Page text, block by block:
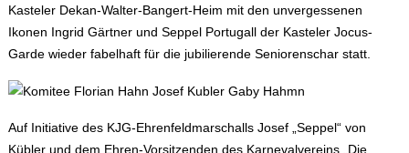
Kasteler Dekan-Walter-Bangert-Heim mit den unvergessenen
Ikonen Ingrid Gärtner und Seppel Portugall der Kasteler Jocus-
Garde wieder fabelhaft für die jubilierende Seniorenschar statt.
Auf Initiative des KJG-Ehrenfeldmarschalls Josef „Seppel“ von
Kübler und dem Ehren-Vorsitzenden des Karnevalvereins „Die